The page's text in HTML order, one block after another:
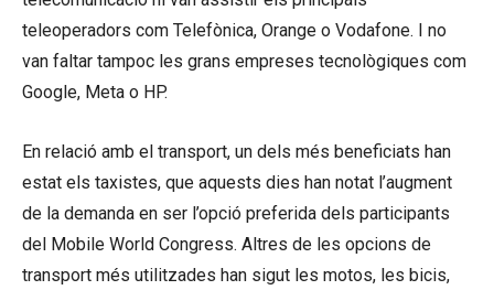
teleoperadors com Telefònica, Orange o Vodafone. I no
van faltar tampoc les grans empreses tecnològiques com
Google, Meta o HP.
En relació amb el transport, un dels més beneficiats han
estat els taxistes, que aquests dies han notat l’augment
de la demanda en ser l’opció preferida dels participants
del Mobile World Congress. Altres de les opcions de
transport més utilitzades han sigut les motos, les bicis,